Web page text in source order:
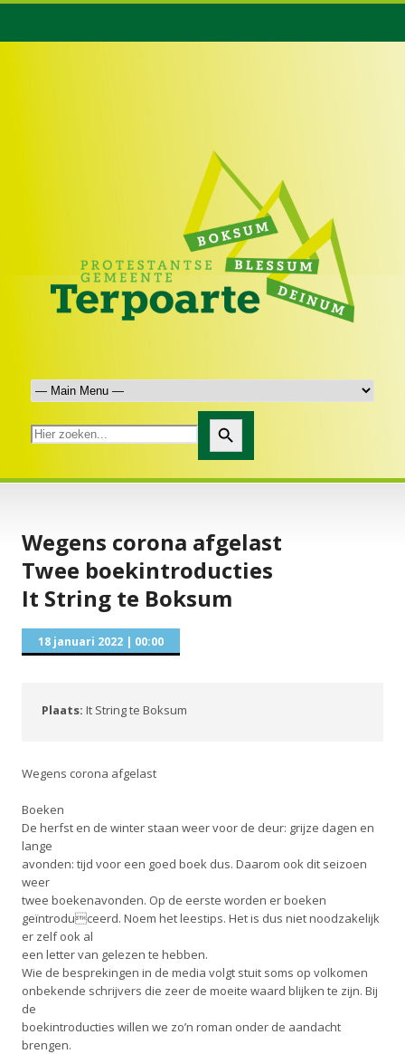
Zoekknop
Wegens corona afgelast
Twee boekintroducties
It String te Boksum
18 januari 2022 | 00:00
Plaats: It String te Boksum
Wegens corona afgelast
Boeken
De herfst en de winter staan weer voor de deur: grijze dagen en
lange
avonden: tijd voor een goed boek dus. Daarom ook dit seizoen
weer
twee boekenavonden. Op de eerste worden er boeken
geïntroduceerd. Noem het leestips. Het is dus niet noodzakelijk
er zelf ook al
een letter van gelezen te hebben.
Wie de besprekingen in de media volgt stuit soms op volkomen
onbekende schrijvers die zeer de moeite waard blijken te zijn. Bij
de
boekintroducties willen we zo’n roman onder de aandacht
brengen.